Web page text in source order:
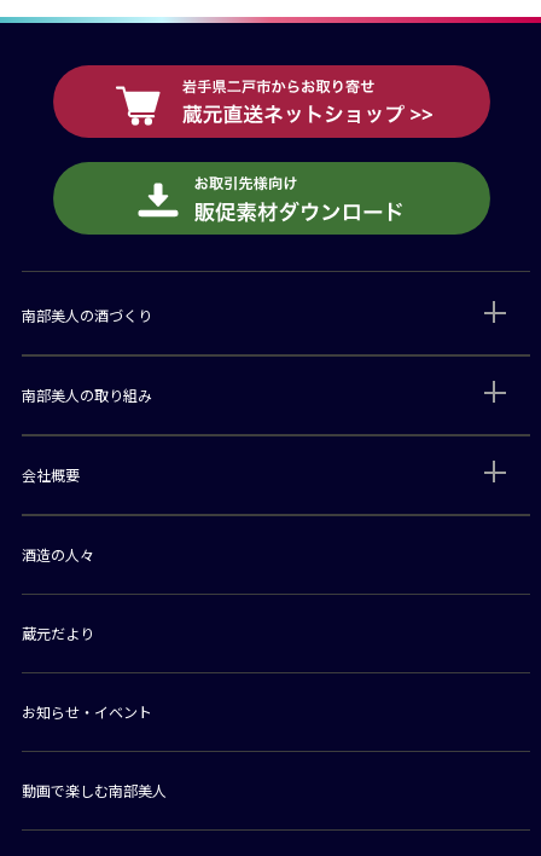
南部美人の酒づくり
南部美人の取り組み
会社概要
酒造の人々
蔵元だより
お知らせ・イベント
動画で楽しむ南部美人